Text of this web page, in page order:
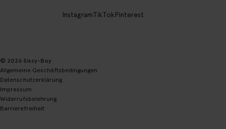
InstagramTikTokPinterest
© 2026 Sissy-Boy
Allgemeine Geschäftsbedingungen
Datenschutzerklärung
Impressum
Widerrufsbelehrung
Barrierefreiheit